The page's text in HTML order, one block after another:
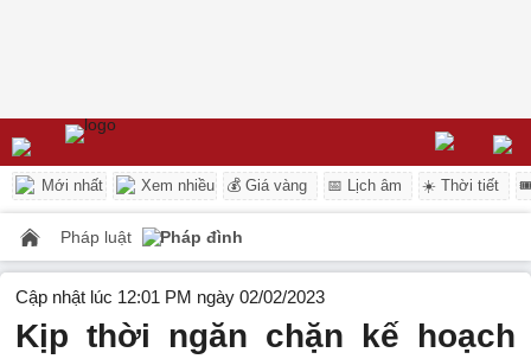
Mới nhất Xem nhiều 💰 Giá vàng 📅 Lịch âm ☀️ Thời tiết
Pháp luật Pháp đình
Cập nhật lúc 12:01 PM ngày 02/02/2023
Kịp thời ngăn chặn kế hoạch